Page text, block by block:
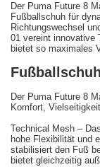
Der Puma Future 8
Fußballschuh für
Richtungswechsel
01 vereint innovative
bietet so maximales
Der Puma Future 8
Komfort,
Technical Mesh –
hohe Flexibilität und
stabilisiert den Fuß
bietet gleichzeitig